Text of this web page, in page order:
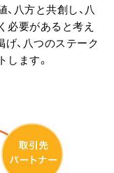
八方と共創し、八
必要があると考え
げ、八つのステーク
ます。